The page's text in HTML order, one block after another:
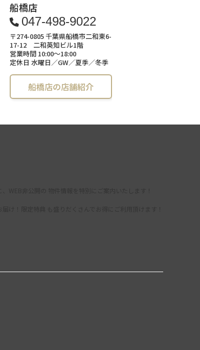
船橋店
047-498-9022
〒274-0805 千葉県船橋市二和東6-
17-12 二和英知ビル1階
営業時間 10:00～18:00
定休日 水曜日／GW／夏季／冬季
船橋店の店舗紹介